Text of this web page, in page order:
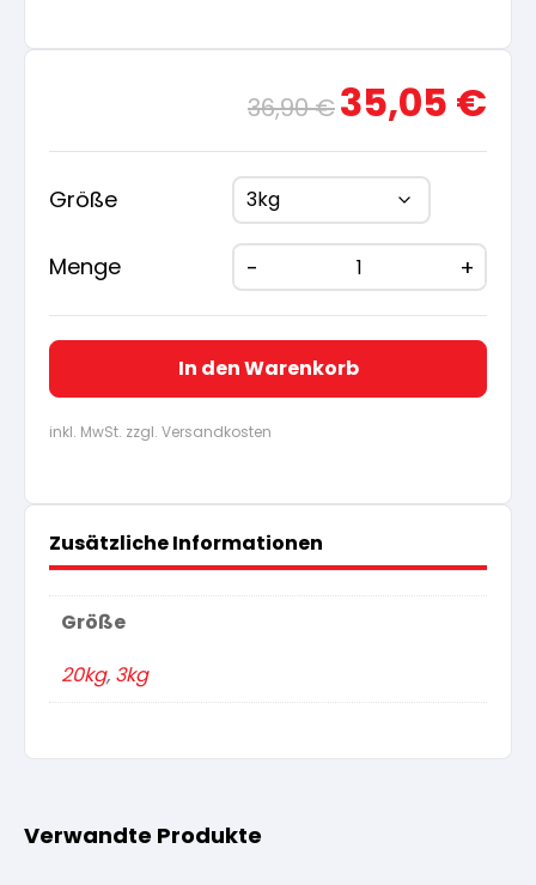
36,90€
Ursprünglicher
Preis
war:
36,90 €
35,05 €
ist:
Größe
Menge
In den Warenkorb
inkl. MwSt. zzgl. Versandkosten
Zusätzliche Informationen
Größe
20kg, 3kg
Verwandte Produkte